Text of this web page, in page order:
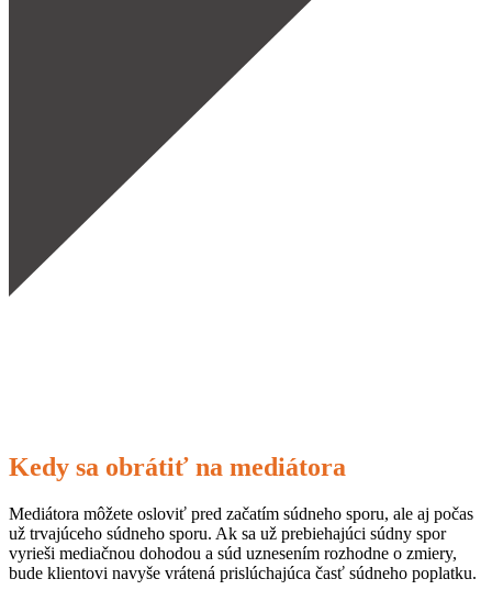
Kedy sa obrátiť na mediátora
Mediátora môžete osloviť pred začatím súdneho sporu, ale aj počas
už trvajúceho súdneho sporu. Ak sa už prebiehajúci súdny spor
vyrieši mediačnou dohodou a súd uznesením rozhodne o zmiery,
bude klientovi navyše vrátená prislúchajúca časť súdneho poplatku.